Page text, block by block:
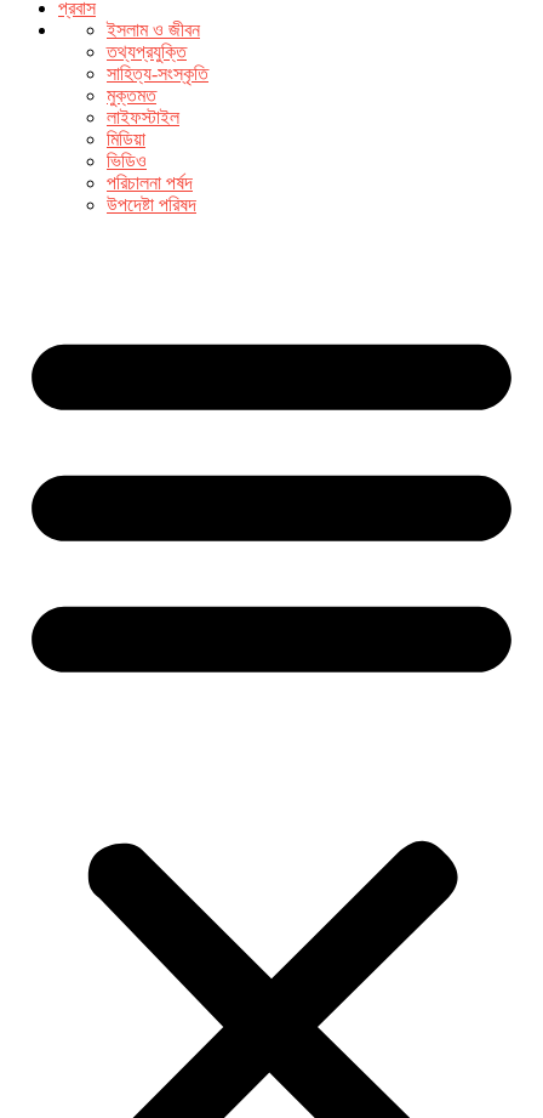
প্রবাস
ইসলাম ও জীবন
তথ্যপ্রযুক্তি
সাহিত্য-সংস্কৃতি
মুক্তমত
লাইফস্টাইল
মিডিয়া
ভিডিও
পরিচালনা পর্ষদ
উপদেষ্টা পরিষদ